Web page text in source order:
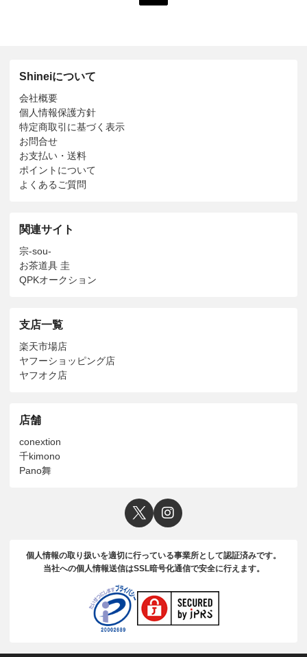
Shineiについて
会社概要
個人情報保護方針
特定商取引に基づく表示
お問合せ
お支払い・送料
ポイントについて
よくあるご質問
関連サイト
宗-sou-
お茶道具 圭
QPKオークション
支店一覧
楽天市場店
ヤフーショッピング店
ヤフオク店
店舗
conextion
千kimono
Pano舞
個人情報の取り扱いを適切に行っている事業所として認証済みです。
当社への個人情報送信はSSL暗号化通信で安全に行えます。